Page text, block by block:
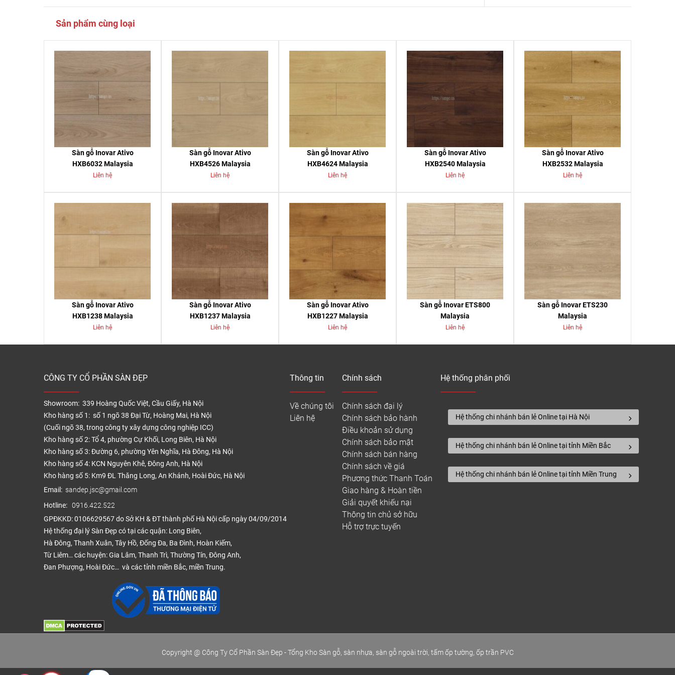
Sản phẩm cùng loại
Sàn gỗ Inovar Ativo
HXB6032 Malaysia
Liên hệ
Sàn gỗ Inovar Ativo
HXB4526 Malaysia
Liên hệ
Sàn gỗ Inovar Ativo
HXB4624 Malaysia
Liên hệ
Sàn gỗ Inovar Ativo
HXB2540 Malaysia
Liên hệ
Sàn gỗ Inovar Ativo
HXB2532 Malaysia
Liên hệ
Sàn gỗ Inovar Ativo
HXB1238 Malaysia
Liên hệ
Sàn gỗ Inovar Ativo
HXB1237 Malaysia
Liên hệ
Sàn gỗ Inovar Ativo
HXB1227 Malaysia
Liên hệ
Sàn gỗ Inovar ETS800
Malaysia
Liên hệ
Sàn gỗ Inovar ETS230
Malaysia
Liên hệ
CÔNG TY CỔ PHẦN SÀN ĐẸP
Showroom: 339 Hoàng Quốc Việt, Cầu Giấy, Hà Nội
Kho hàng số 1: số 1 ngõ 38 Đại Từ, Hoàng Mai, Hà Nội
(Cuối ngõ 38, trong công ty xây dựng công nghiệp ICC)
Kho hàng số 2: Tổ 4, phường Cự Khối, Long Biên, Hà Nội
Kho hàng số 3: Đường 6, phường Yên Nghĩa, Hà Đông, Hà Nội
Kho hàng số 4: KCN Nguyên Khê, Đông Anh, Hà Nội
Kho hàng số 5: Km9 ĐL Thăng Long, An Khánh, Hoài Đức, Hà Nội
Email: sandep.jsc@gmail.com
Hotline: 0916.422.522
GPĐKKD: 0106629567 do Sở KH & ĐT thành phố Hà Nội cấp ngày 04/09/2014
Hệ thống đại lý Sàn Đẹp có tại các quận: Long Biên,
Hà Đông, Thanh Xuân, Tây Hồ, Đống Đa, Ba Đình, Hoàn Kiếm,
Từ Liêm… các huyện: Gia Lâm, Thanh Trì, Thường Tín, Đông Anh,
Đan Phượng, Hoài Đức… và các tỉnh miền Bắc, miền Trung.
Thông tin
Về chúng tôi
Liên hệ
Chính sách
Chính sách đại lý
Chính sách bảo hành
Điều khoản sử dụng
Chính sách bảo mật
Chính sách bán hàng
Chính sách về giá
Phương thức Thanh Toán
Giao hàng & Hoàn tiền
Giải quyết khiếu nại
Thông tin chủ sở hữu
Hỗ trợ trực tuyến
Hệ thống phân phối
Hệ thống chi nhánh bán lẻ Online tại Hà Nội
Hệ thống chi nhánh bán lẻ Online tại tỉnh Miền Bắc
Hệ thống chi nhánh bán lẻ Online tại tỉnh Miền Trung
Copyright @ Công Ty Cổ Phần Sàn Đẹp - Tổng Kho Sàn gỗ, sàn nhựa, sàn gỗ ngoài trời, tấm ốp tường, ốp trần PVC